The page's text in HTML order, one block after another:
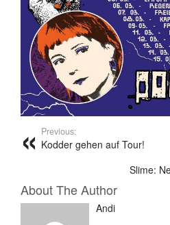
Previous:
Kodder gehen auf Tour!
Slime:
About The Author
Andi